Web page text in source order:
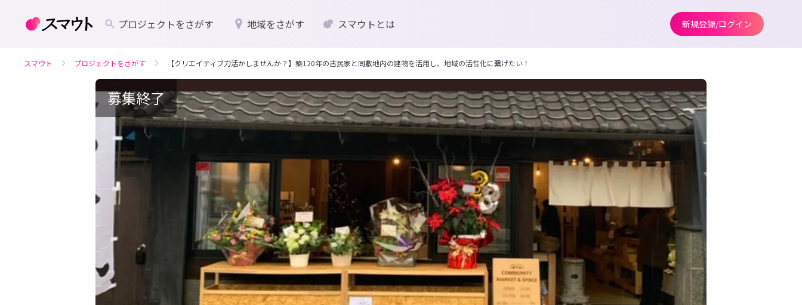
プロジェクトをさがす 地域をさがす スマウトとは 新規登録/ログイン
スマウト プロジェクトをさがす 【クリエイティブ力活かしませんか？】築120年の古民家と同敷地内の建物を活用し、地域の活性化に繋げたい！
募集終了